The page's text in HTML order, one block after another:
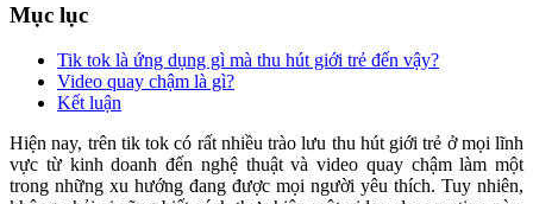
Mục lục
Tik tok là ứng dụng gì mà thu hút giới trẻ đến vậy?
Video quay chậm là gì?
Kết luận
Hiện nay, trên tik tok có rất nhiều trào lưu thu hút giới trẻ ở mọi lĩnh
vực từ kinh doanh đến nghệ thuật và video quay chậm làm một
trong những xu hướng đang được mọi người yêu thích. Tuy nhiên,